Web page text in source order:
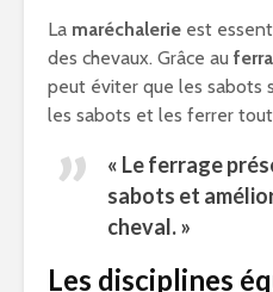
La maréchalerie est
des chevaux. Grâce au
peut éviter que les sabots
les sabots et les ferrer
« Leferrage
sabots et
cheval. »
Les disciplines